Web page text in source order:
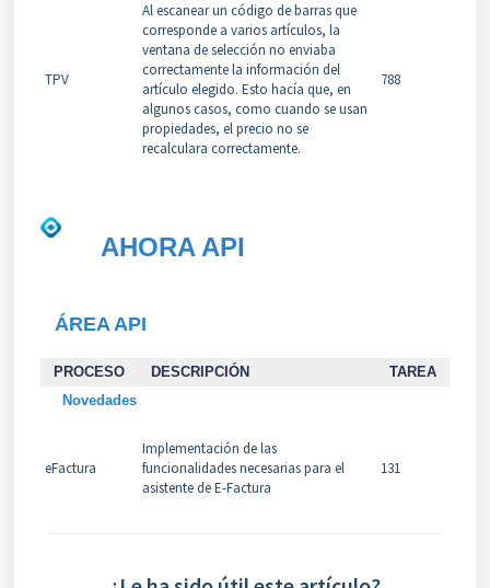
TPV
Al escanear un código de barras que
corresponde a varios artículos, la
ventana de selección no enviaba
correctamente la información del
artículo elegido. Esto hacía que, en
algunos casos, como cuando se usan
propiedades, el precio no se
recalculara correctamente.
788
AHORA API
ÁREA API
PROCESO DESCRIPCIÓN
TAREA
Novedades
eFactura
Implementación de las
funcionalidades necesarias para el
asistente de E-Factura
131